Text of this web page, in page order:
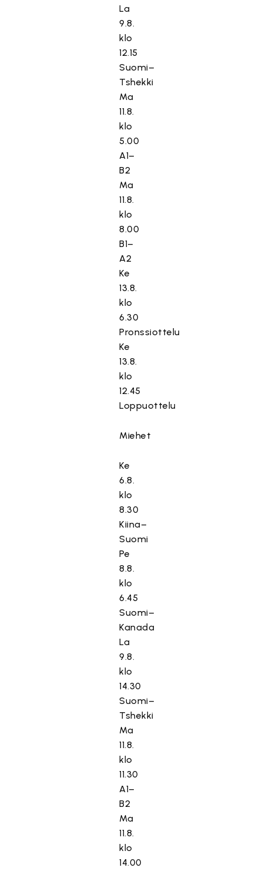
La
9.8.
klo
12.15
Suomi–
Tshekki
Ma
11.8.
klo
5.00
A1–
B2
Ma
11.8.
klo
8.00
B1–
A2
Ke
13.8.
klo
6.30
Pronssiottelu
Ke
13.8.
klo
12.45
Loppuottelu
Miehet
Ke
6.8.
klo
8.30
Kiina–
Suomi
Pe
8.8.
klo
6.45
Suomi–
Kanada
La
9.8.
klo
14.30
Suomi–
Tshekki
Ma
11.8.
klo
11.30
A1–
B2
Ma
11.8.
klo
14.00